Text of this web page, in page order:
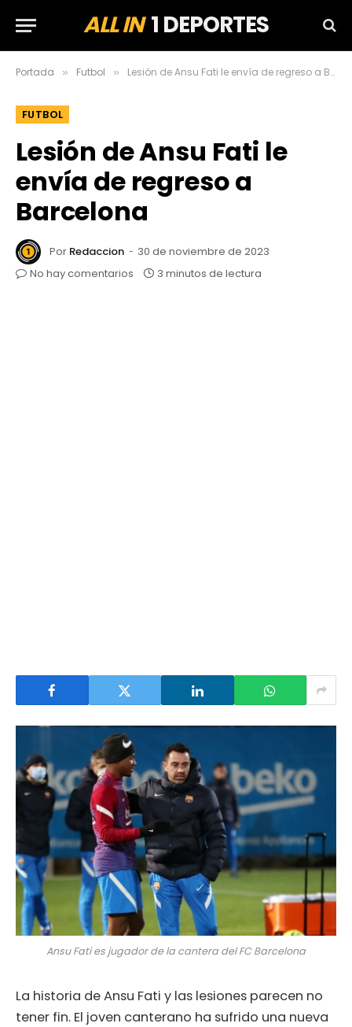
ALL IN1 DEPORTES
Portada » Futbol » Lesión de Ansu Fati le envía de regreso a Barcelona
FUTBOL
Lesión de Ansu Fati le
envía de regreso a
Barcelona
Por Redaccion
30 de noviembre de 2023
No hay comentarios
3 minutos de lectura
Ansu Fati es jugador de la cantera del FC Barcelona
La historia de Ansu Fati y las lesiones parecen no
tener fin. El joven canterano ha sufrido una nueva